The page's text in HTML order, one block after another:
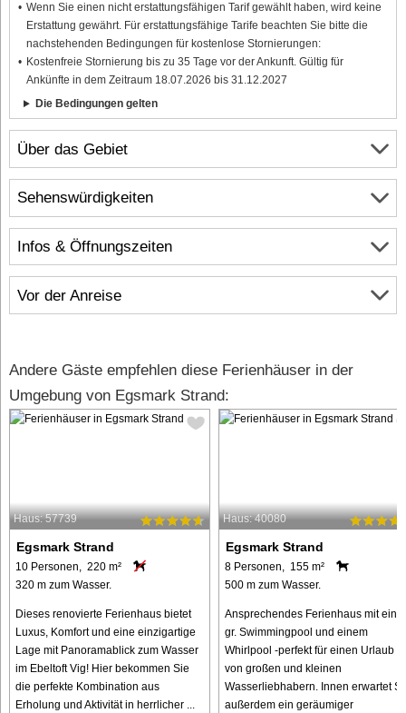
Über das Gebiet
Infos & Öffnungszeiten
Vor der Anreise
Wenn Sie einen nicht erstattungsfähigen Tarif gewählt haben, wird keine
Erstattung gewährt. Für erstattungsfähige Tarife beachten Sie bitte die
nachstehenden Bedingungen für kostenlose Stornierungen:
Kostenfreie Stornierung bis zu 35 Tage vor der Ankunft. Gültig für
Ankünfte in dem Zeitraum 18.07.2026 bis 31.12.2027
Die Bedingungen gelten
Sehenswürdigkeiten
Andere Gäste empfehlen diese Ferienhäuser in der
Umgebung von Egsmark Strand:
Haus: 57739
Egsmark Strand
10 Personen, 220 m²
320 m zum Wasser.
Dieses renovierte Ferienhaus bietet
Luxus, Komfort und eine einzigartige
Lage mit Panoramablick zum Wasser
im Ebeltoft Vig! Hier bekommen Sie
die perfekte Kombination aus
Erholung und Aktivität in herrlicher ...
Haus: 40080
Egsmark Strand
8 Personen, 155 m²
500 m zum Wasser.
Ansprechendes Ferienhaus mit
gr. Swimmingpool und einem
Whirlpool -perfekt für einen Urlaub
von großen und kleinen
Wasserliebhabern. Innen erwartet
außerdem ein geräumiger